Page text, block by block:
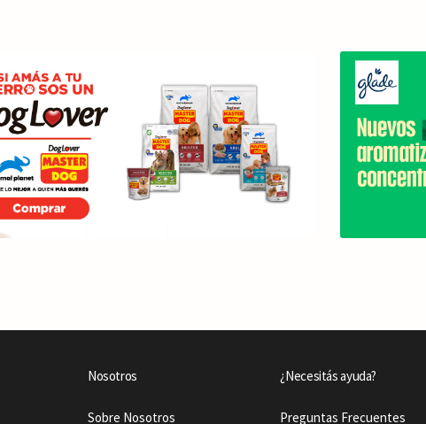
Nosotros
Sobre Nosotros
¿Necesitás ayuda?
Preguntas Frecuentes